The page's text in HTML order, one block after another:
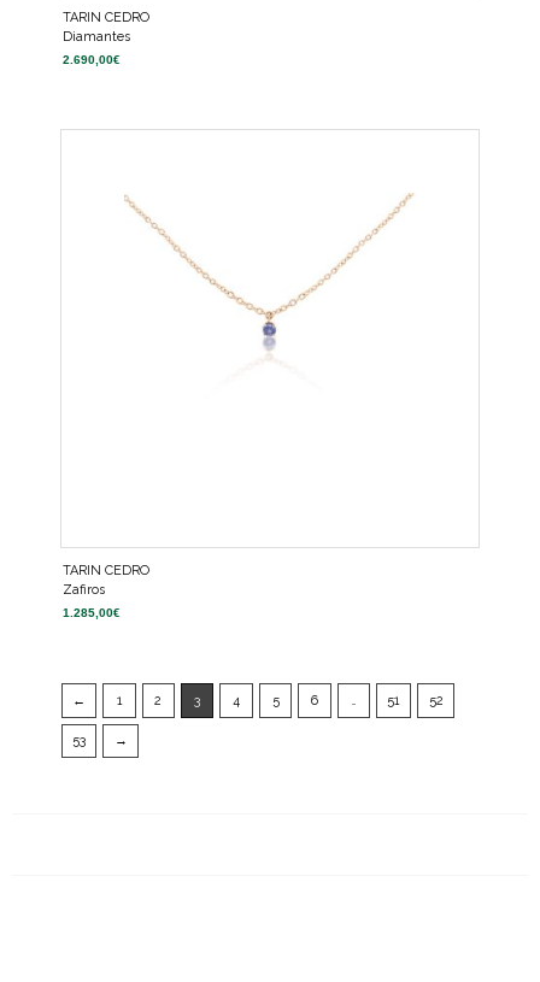
TARIN CEDRO
Diamantes
2.690,00€
TARIN CEDRO
Zafiros
1.285,00€
← 1 2 3 4 5 6 51 52
53 →